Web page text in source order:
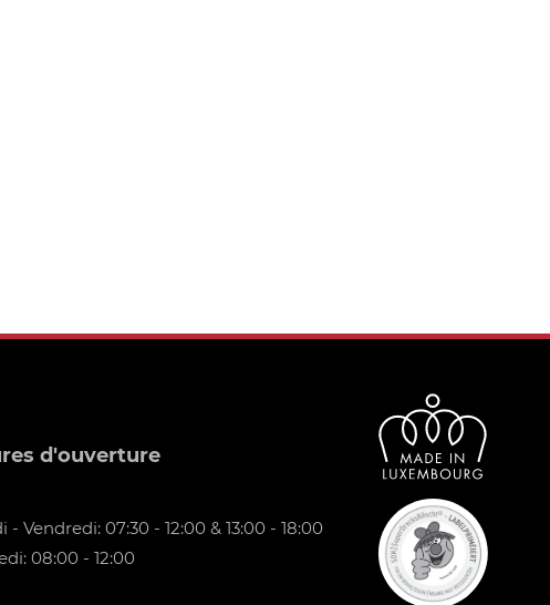
d'ouverture
- Vendredi: 07:30 - 12:00 & 13:00 - 18:00
08:00 - 12:00